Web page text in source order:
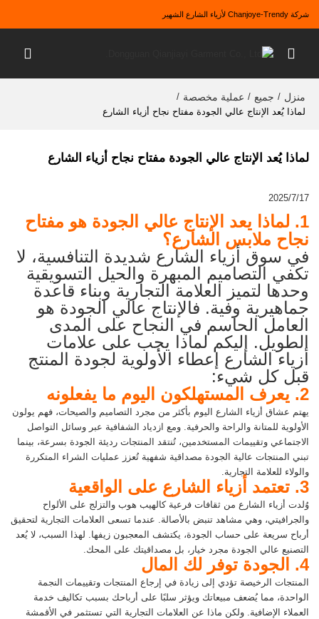
شركة Chanjoye-Trendy لأزياء الشارع الشهير
منزل / جميع / عملية مخصصة /
لماذا يُعد الإنتاج عالي الجودة مفتاح نجاح أزياء الشارع
لماذا يُعد الإنتاج عالي الجودة مفتاح نجاح أزياء الشارع
2025/7/17
1. لماذا يعد الإنتاج عالي الجودة هو مفتاح
نجاح ملابس الشارع؟
في سوق أزياء الشارع شديدة التنافسية، لا
تكفي التصاميم المبهرة والحيل التسويقية
وحدها لتميز العلامة التجارية وبناء قاعدة
جماهيرية وفية. فالإنتاج عالي الجودة هو
العامل الحاسم في النجاح على المدى
الطويل. إليكم لماذا يجب على علامات
أزياء الشارع إعطاء الأولوية لجودة المنتج
قبل كل شيء:
2. يعرف المستهلكون اليوم ما يفعلونه
يهتم عشاق أزياء الشارع اليوم بأكثر من مجرد التصاميم والصيحات، فهم يولون
الأولوية للمتانة والراحة والحرفية. ومع ازدياد الشفافية عبر وسائل التواصل
الاجتماعي وتقييمات المستخدمين، تُنتقد المنتجات رديئة الجودة بسرعة، بينما
تبني المنتجات عالية الجودة مصداقية شفهية تُعزز عمليات الشراء المتكررة
والولاء للعلامة التجارية.
3. تعتمد أزياء الشارع على الواقعية
وُلدت أزياء الشارع من ثقافات فرعية كالهيب هوب والتزلج على الألواح
والجرافيتي، وهي مشاهد تنبض بالأصالة. عندما تسعى العلامات التجارية لتحقيق
أرباح سريعة على حساب الجودة، يكتشف المعجبون زيفها. لهذا السبب، لا يُعد
التصنيع عالي الجودة مجرد خيار، بل مصداقيتك على المحك.
4. الجودة توفر لك المال
المنتجات الرخيصة تؤدي إلى زيادة في إرجاع المنتجات وتقييمات النجمة
الواحدة، مما يُضعف مبيعاتك ويؤثر سلبًا على أرباحك بسبب تكاليف خدمة
العملاء الإضافية. ولكن ماذا عن العلامات التجارية التي تستثمر في الأقمشة